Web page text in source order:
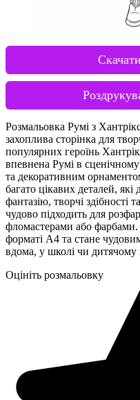
Розмальовка Румі з
захоплива сторінка для
популярних героїнь
впевнена Румі в
та декоративним
багато цікавих деталей,
фантазію, творчі
чудово підходить для
фломастерами або фарбами.
форматі А4 та стане
вдома, у школі чи дитячому
Оцініть розмальовку